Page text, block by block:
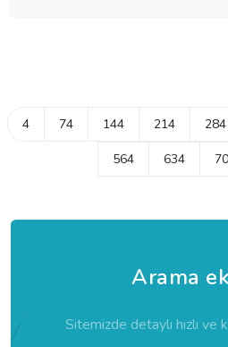
4 74 144 214 284
564 634
Arama
Sitemizde detaylı hızlı ve